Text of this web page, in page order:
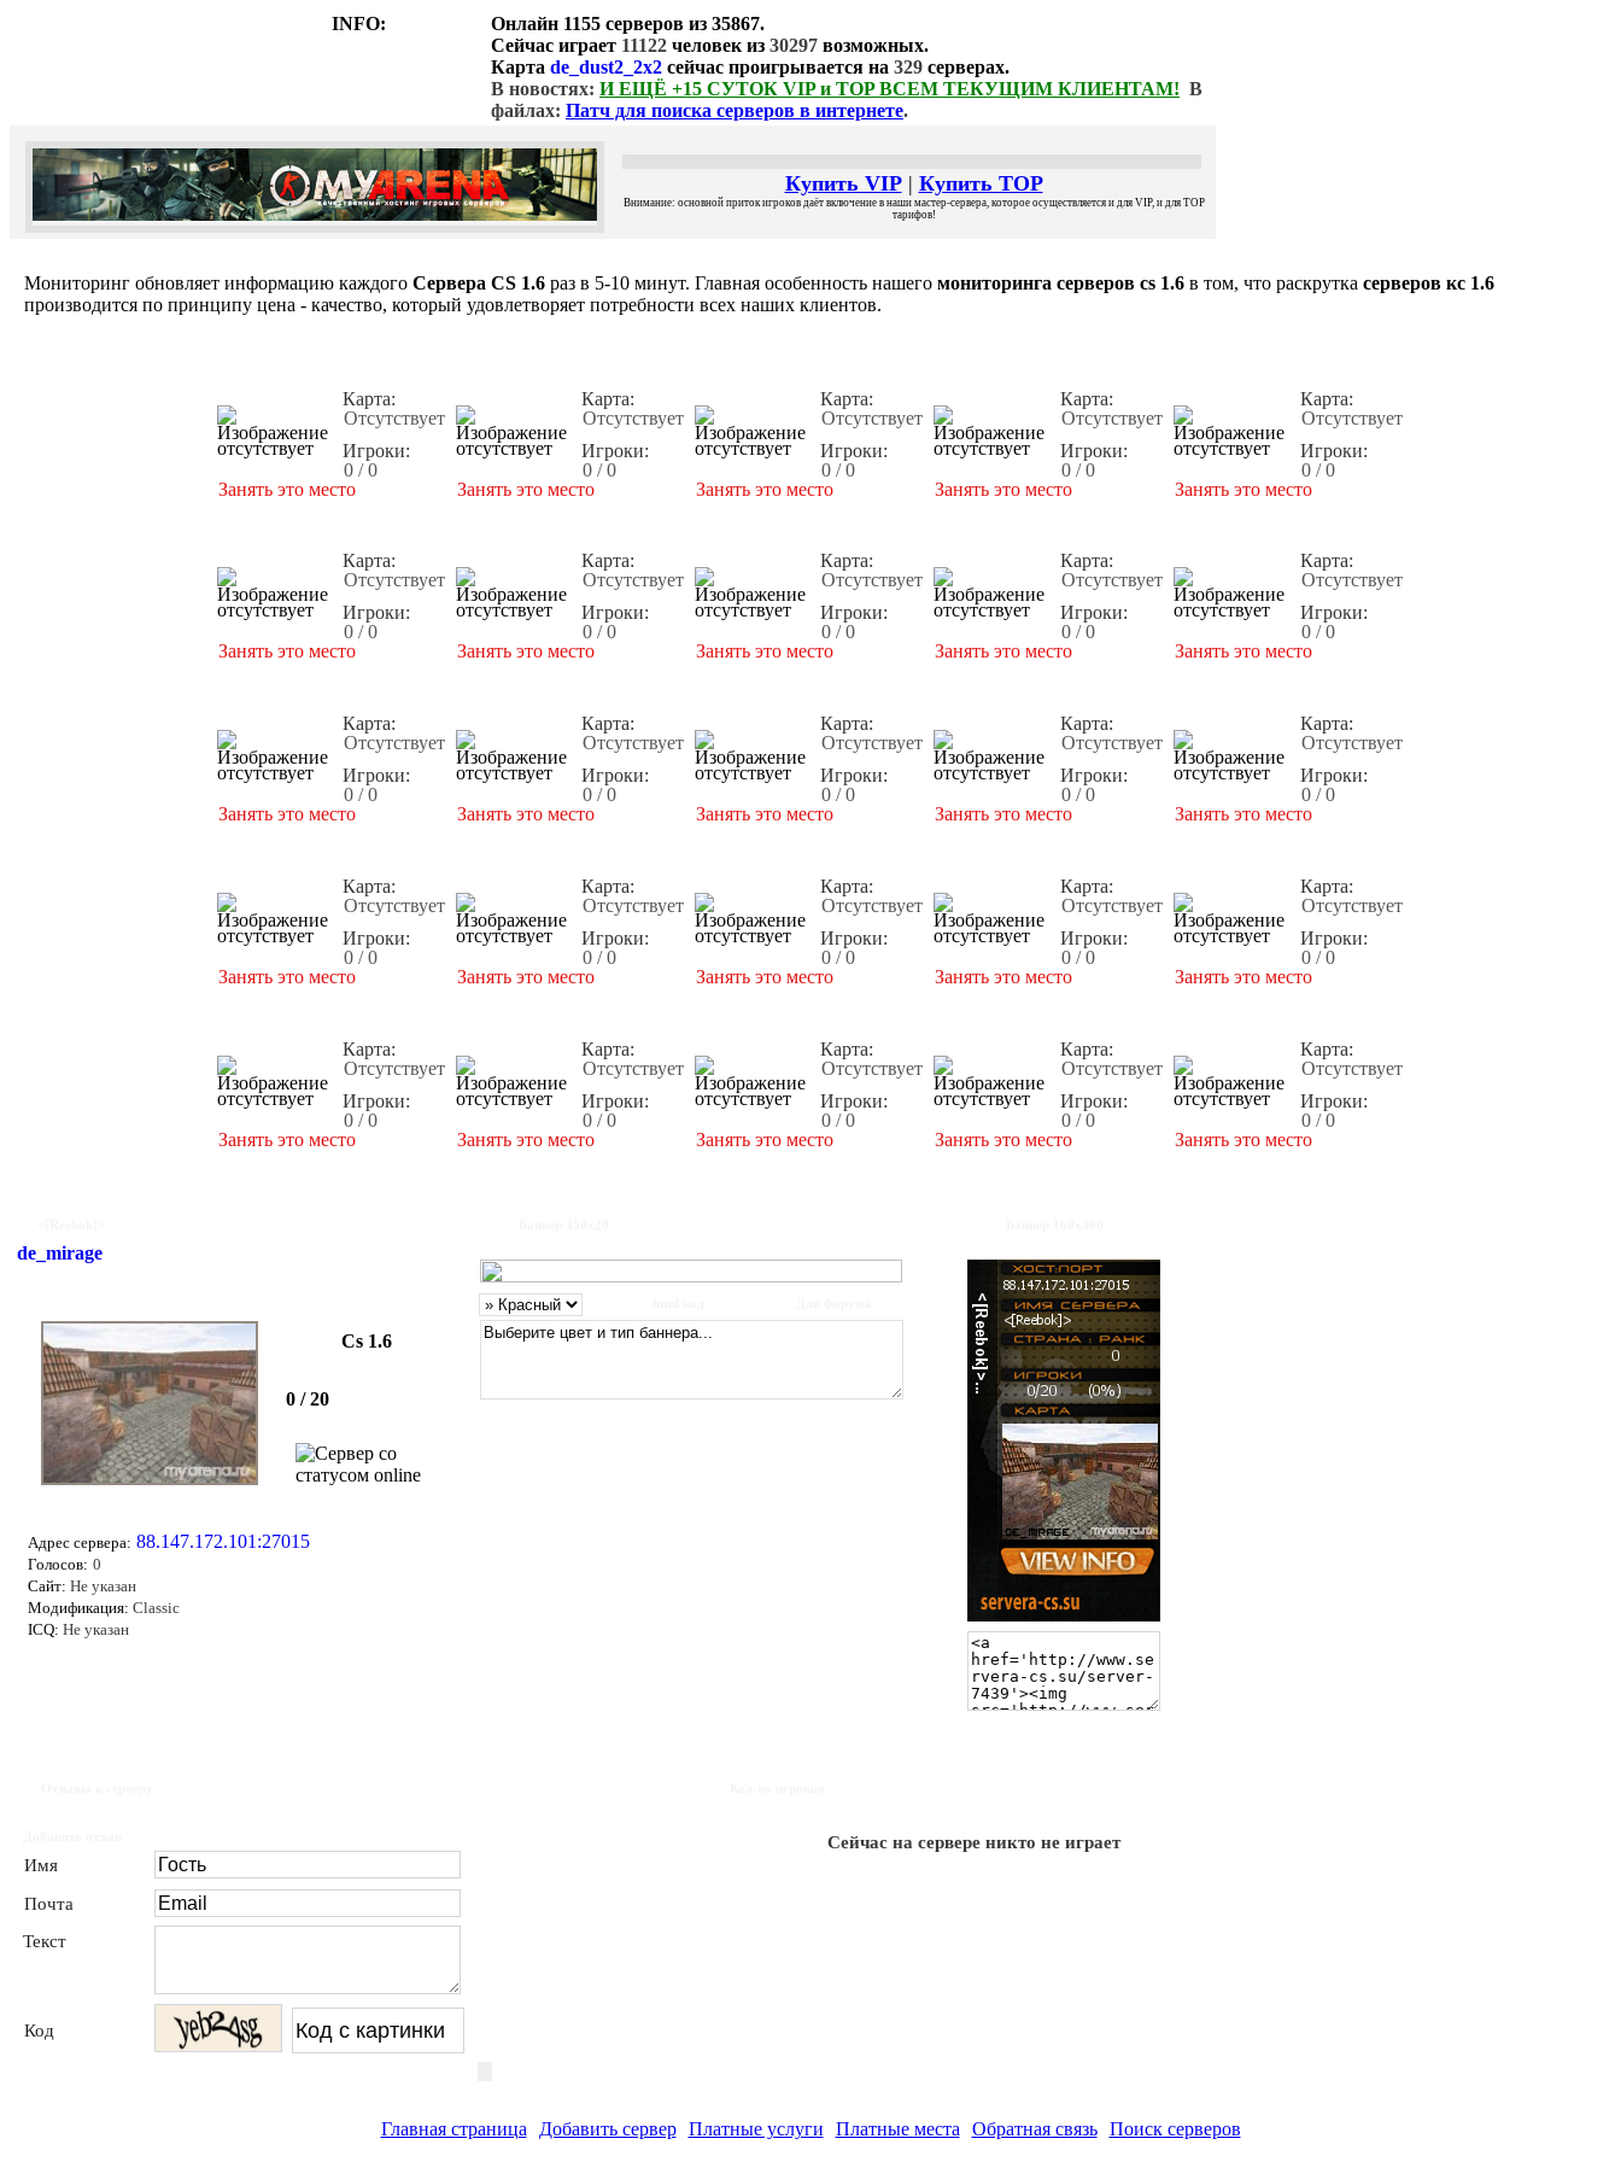
INFO: Онлайн 1155 серверов из 35867.
Сейчас играет 11122 человек из 30297 возможных.
Карта de_dust2_2x2 сейчас проигрывается на 329 серверах.
В новостях: И ЕЩЁ +15 СУТОК VIP и TOP ВСЕМ ТЕКУЩИМ КЛИЕНТАМ! В
файлах: Патч для поиска серверов в интернете.
Купить VIP| Купить TOP
Внимание: основной приток игроков даёт включение в наши мастер-сервера, которое осуществляется и для VIP, и для TOP
тарифов!
Мониторинг обновляет информацию каждого Сервера CS 1.6 раз в 5-10 минут. Главная особенность нашего мониторинга серверов cs 1.6 в том, что раскрутка серверов кс 1.6
производится по принципу цена - качество, который удовлетворяет потребности всех наших клиентов.
Карта:
Отсутствует
Игроки:
0 / 0
Занять это место
Карта:
Отсутствует
Игроки:
0 / 0
Занять это место
Карта:
Отсутствует
Игроки:
0 / 0
Занять это место
Карта:
Отсутствует
Игроки:
0 / 0
Занять это место
Карта:
Отсутствует
Игроки:
0 / 0
Занять это место
Карта:
Отсутствует
Игроки:
0 / 0
Занять это место
Карта:
Отсутствует
Игроки:
0 / 0
Занять это место
Карта:
Отсутствует
Игроки:
0 / 0
Занять это место
Карта:
Отсутствует
Игроки:
0 / 0
Занять это место
Карта:
Отсутствует
Игроки:
0 / 0
Занять это место
Карта:
Отсутствует
Игроки:
0 / 0
Занять это место
Карта:
Отсутствует
Игроки:
0 / 0
Занять это место
Карта:
Отсутствует
Игроки:
0 / 0
Занять это место
Карта:
Отсутствует
Игроки:
0 / 0
Занять это место
Карта:
Отсутствует
Игроки:
0 / 0
Занять это место
Карта:
Отсутствует
Игроки:
0 / 0
Занять это место
Карта:
Отсутствует
Игроки:
0 / 0
Занять это место
Карта:
Отсутствует
Игроки:
0 / 0
Занять это место
Карта:
Отсутствует
Игроки:
0 / 0
Занять это место
Карта:
Отсутствует
Игроки:
0 / 0
Занять это место
Карта:
Отсутствует
Игроки:
0 / 0
Занять это место
Карта:
Отсутствует
Игроки:
0 / 0
Занять это место
Карта:
Отсутствует
Игроки:
0 / 0
Занять это место
Карта:
Отсутствует
Игроки:
0 / 0
Занять это место
Карта:
Отсутствует
Игроки:
0 / 0
Занять это место
de_mirage
Cs 1.6
0 / 20
Адрес сервера: 88.147.172.101:27015
Голосов: 0
Сайт: Не указан
Модификация: Classic
ICQ: Не указан
Имя
Почта
Текст
Код
Сейчас на сервере никто не играет
Главная страница Добавить сервер Платные услуги Платные места Обратная связь Поиск серверов